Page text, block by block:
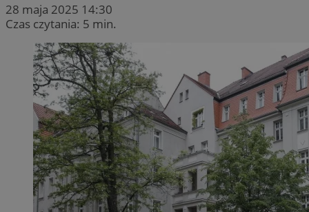
28 maja 2025 14:30
Czas czytania: 5 min.